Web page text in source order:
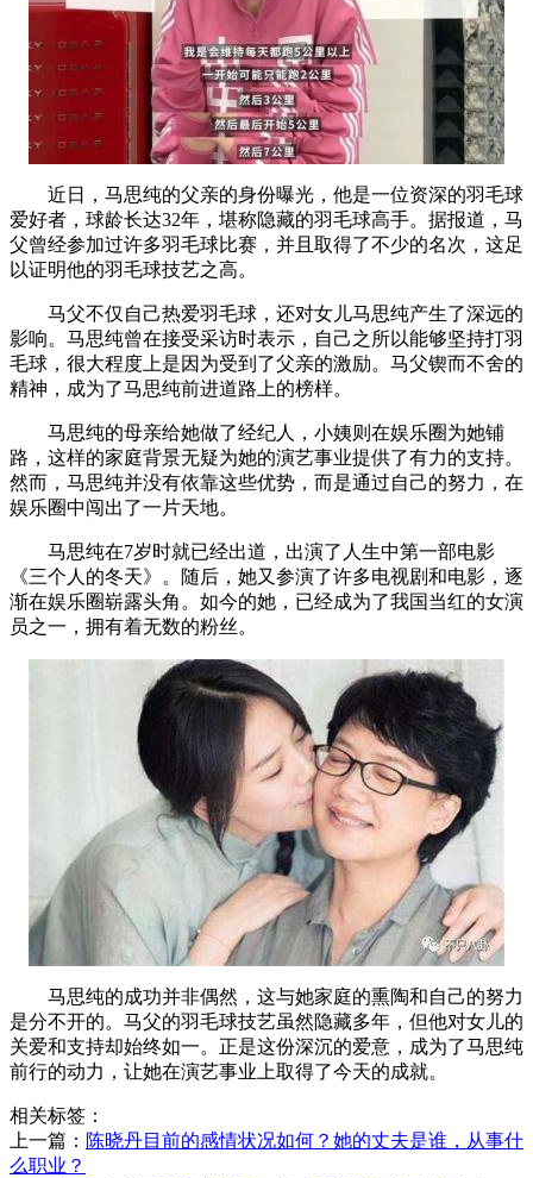
近日，马思纯的父亲的身份曝光，他是一位资深的羽毛球
爱好者，球龄长达32年，堪称隐藏的羽毛球高手。据报道，马
父曾经参加过许多羽毛球比赛，并且取得了不少的名次，这足
以证明他的羽毛球技艺之高。
马父不仅自己热爱羽毛球，还对女儿马思纯产生了深远的
影响。马思纯曾在接受采访时表示，自己之所以能够坚持打羽
毛球，很大程度上是因为受到了父亲的激励。马父锲而不舍的
精神，成为了马思纯前进道路上的榜样。
马思纯的母亲给她做了经纪人，小姨则在娱乐圈为她铺
路，这样的家庭背景无疑为她的演艺事业提供了有力的支持。
然而，马思纯并没有依靠这些优势，而是通过自己的努力，在
娱乐圈中闯出了一片天地。
马思纯在7岁时就已经出道，出演了人生中第一部电影
《三个人的冬天》。随后，她又参演了许多电视剧和电影，逐
渐在娱乐圈崭露头角。如今的她，已经成为了我国当红的女演
员之一，拥有着无数的粉丝。
马思纯的成功并非偶然，这与她家庭的熏陶和自己的努力
是分不开的。马父的羽毛球技艺虽然隐藏多年，但他对女儿的
关爱和支持却始终如一。正是这份深沉的爱意，成为了马思纯
前行的动力，让她在演艺事业上取得了今天的成就。
相关标签：
上一篇： ​陈晓丹目前的感情状况如何？她的丈夫是谁，从事什
么职业？